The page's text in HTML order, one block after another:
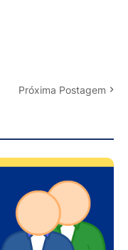
Próxima Postagem